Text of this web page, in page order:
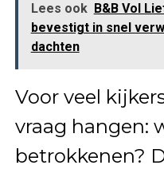
Lees ook B&B Vol
bevestigt in snel
dachten
Voor veel
vraag hangen:
betrokkenen?